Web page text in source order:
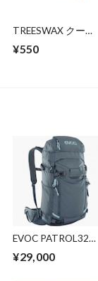
TREESWAX クール
コート用 85g
¥550
EVOC PATROL32
¥29,000